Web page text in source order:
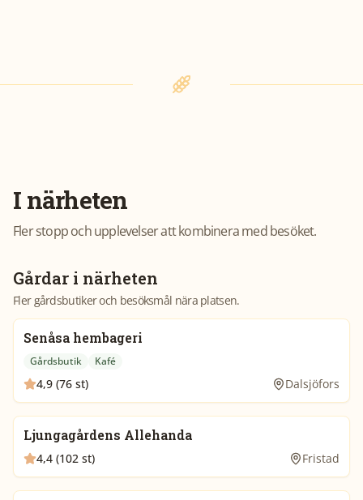
I närheten
Fler stopp och upplevelser att kombinera med besöket.
Gårdar i närheten
Fler gårdsbutiker och besöksmål nära platsen.
Senåsa hembageri
Gårdsbutik Kafé
4,9 (76 st) Dalsjöfors
Ljungagårdens Allehanda
4,4 (102 st) Fristad